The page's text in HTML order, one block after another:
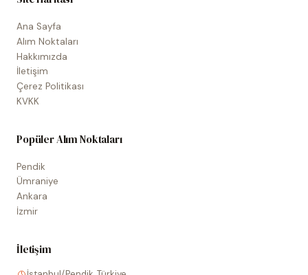
Ana Sayfa
Alım Noktaları
Hakkımızda
İletişim
Çerez Politikası
KVKK
Popüler Alım Noktaları
Pendik
Ümraniye
Ankara
İzmir
İletişim